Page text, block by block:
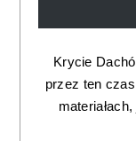
Krycie
przez ten